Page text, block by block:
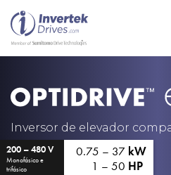
Inversor de elevador
200 – 480 V
Monofásico e
trifásico
0.75 – 37 kW
1 – 50 HP